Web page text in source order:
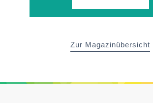
Zur Magazinübersicht